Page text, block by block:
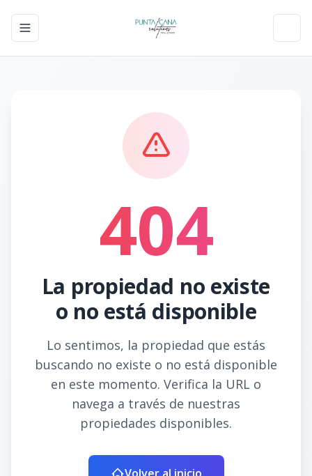
Toggle navigation menu
404
La propiedad no existe
o no está disponible
Lo sentimos, la propiedad que estás
buscando no existe o no está disponible
en este momento. Verifica la URL o
navega a través de nuestras
propiedades disponibles.